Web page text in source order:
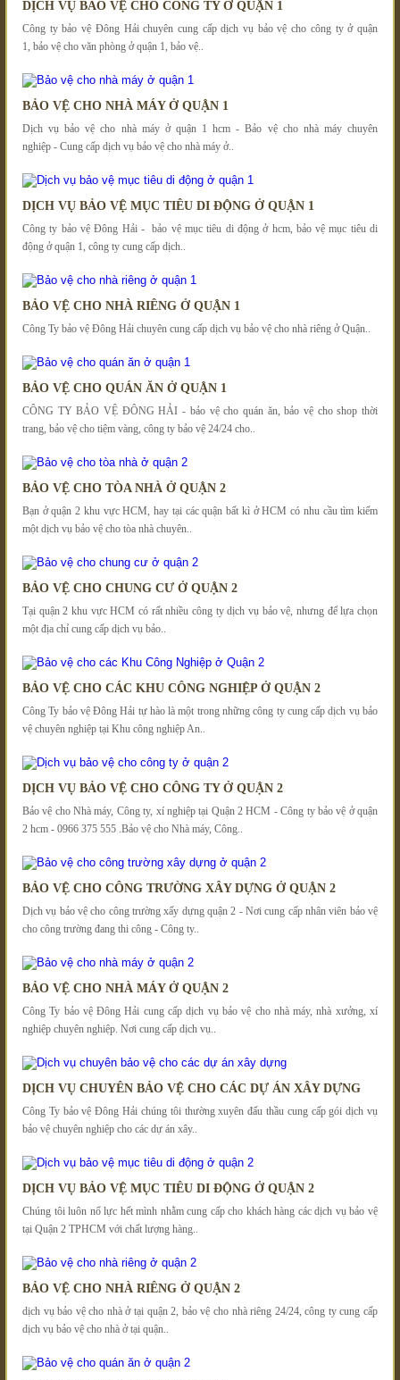
DỊCH VỤ BẢO VỆ CHO CÔNG TY Ở QUẬN 1
Công ty bảo vệ Đông Hải chuyên cung cấp dịch vụ bảo vệ cho công ty ở quận
1, bảo vệ cho văn phòng ở quận 1, bảo vệ..
BẢO VỆ CHO NHÀ MÁY Ở QUẬN 1
Dịch vụ bảo vệ cho nhà máy ở quận 1 hcm - Bảo vệ cho nhà máy chuyên
nghiệp - Cung cấp dịch vụ bảo vệ cho nhà máy ở..
DỊCH VỤ BẢO VỆ MỤC TIÊU DI ĐỘNG Ở QUẬN 1
Công ty bảo vệ Đông Hải - bảo vệ mục tiêu di động ở hcm, bảo vệ mục tiêu di
động ở quận 1, công ty cung cấp dịch..
BẢO VỆ CHO NHÀ RIÊNG Ở QUẬN 1
Công Ty bảo vệ Đông Hải chuyên cung cấp dịch vụ bảo vệ cho nhà riêng ở Quận..
BẢO VỆ CHO QUÁN ĂN Ở QUẬN 1
CÔNG TY BẢO VỆ ĐÔNG HẢI - bảo vệ cho quán ăn, bảo vệ cho shop thời
trang, bảo vệ cho tiệm vàng, công ty bảo vệ 24/24 cho..
BẢO VỆ CHO TÒA NHÀ Ở QUẬN 2
Bạn ở quận 2 khu vực HCM, hay tại các quận bất kì ở HCM có nhu cầu tìm kiếm
một dịch vụ bảo vệ cho tòa nhà chuyên..
BẢO VỆ CHO CHUNG CƯ Ở QUẬN 2
Tại quận 2 khu vực HCM có rất nhiều công ty dịch vụ bảo vệ, nhưng để lựa chọn
một địa chỉ cung cấp dịch vụ bảo..
BẢO VỆ CHO CÁC KHU CÔNG NGHIỆP Ở QUẬN 2
Công Ty bảo vệ Đông Hải tự hào là một trong những công ty cung cấp dịch vụ bảo
vệ chuyên nghiệp tại Khu công nghiệp An..
DỊCH VỤ BẢO VỆ CHO CÔNG TY Ở QUẬN 2
Bảo vệ cho Nhà máy, Công ty, xí nghiệp tại Quận 2 HCM - Công ty bảo vệ ở quận
2 hcm - 0966 375 555 .Bảo vệ cho Nhà máy, Công..
BẢO VỆ CHO CÔNG TRƯỜNG XÂY DỰNG Ở QUẬN 2
Dịch vụ bảo vệ cho công trường xấy dựng quận 2 - Nơi cung cấp nhân viên bảo vệ
cho công trường đang thi công - Công ty..
BẢO VỆ CHO NHÀ MÁY Ở QUẬN 2
Công Ty bảo vệ Đông Hải cung cấp dịch vụ bảo vệ cho nhà máy, nhà xưởng, xí
nghiệp chuyên nghiệp. Nơi cung cấp dịch vụ..
DỊCH VỤ CHUYÊN BẢO VỆ CHO CÁC DỰ ÁN XÂY DỰNG
Công Ty bảo vệ Đông Hải chúng tôi thường xuyên đấu thầu cung cấp gói dịch vụ
bảo vệ chuyên nghiệp cho các dự án xây..
DỊCH VỤ BẢO VỆ MỤC TIÊU DI ĐỘNG Ở QUẬN 2
Chúng tôi luôn nổ lực hết mình nhằm cung cấp cho khách hàng các dịch vụ bảo vệ
tại Quận 2 TPHCM với chất lượng hàng..
BẢO VỆ CHO NHÀ RIÊNG Ở QUẬN 2
dịch vụ bảo vệ cho nhà ở tại quận 2, bảo vệ cho nhà riêng 24/24, công ty cung cấp
dịch vụ bảo vệ cho nhà ở tại quận..